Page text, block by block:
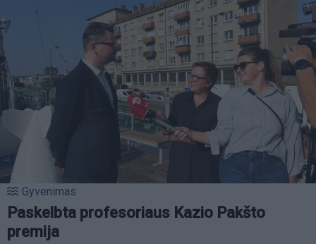
Gyvenimas
Paskelbta profesoriaus Kazio Pakšto
premija